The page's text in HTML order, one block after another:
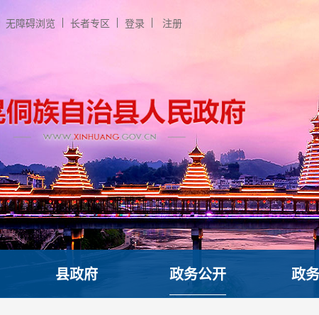
无障碍浏览 长者专区 登录 注册
县政府 政务公开 政